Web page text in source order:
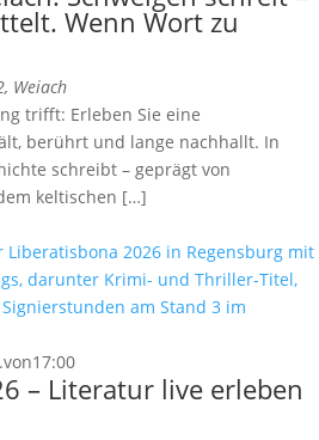
Wenn Wort zu
Weiach
trifft: Erleben Sie eine
berührt und lange nachhallt. In
schreibt – geprägt von
keltischen […]
– Literatur live erleben